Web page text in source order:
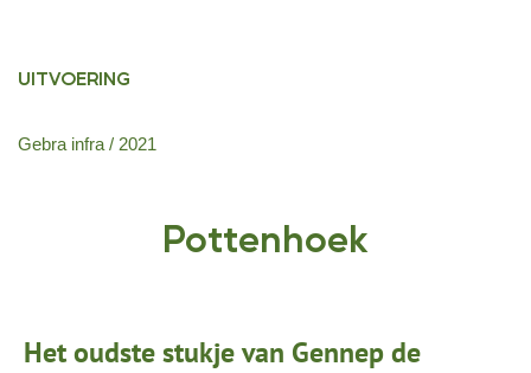
UITVOERING
Gebra infra / 2021
Pottenhoek
Het oudste stukje van Gennep de